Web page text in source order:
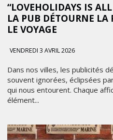
“LOVEHOLIDAYS IS
LA PUB DÉTOURNE LA
LE VOYAGE
VENDREDI 3 AVRIL 2026
Dans nos villes, les publicités
souvent ignorées, éclipsées
qui nous entourent. Chaque
élément...